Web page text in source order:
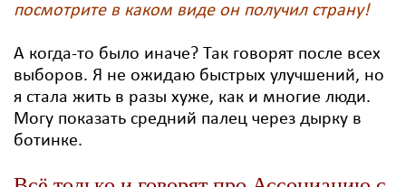
посмотрите в каком виде он получил страну!
А когда-то было иначе? Так говорят после всех
выборов. Я не ожидаю быстрых улучшений, но
я стала жить в разы хуже, как и многие люди.
Могу показать средний палец через дырку в
ботинке.